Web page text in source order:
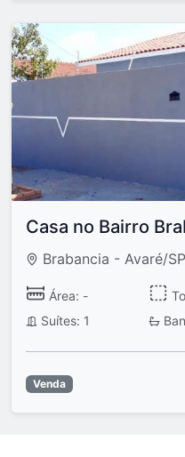
Casa no Bairro
Brabancia - Avaré/SP
Área: -
Suítes: 1
Venda